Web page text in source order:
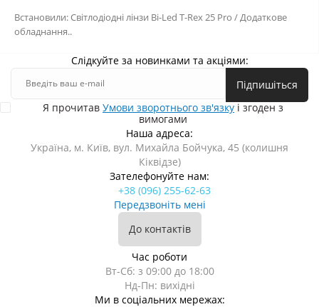
Встановили: Світлодіодні лінзи Bi-Led T-Rex 25 Pro / Додаткове
обладнання..
Слідкуйте за новинками та акціями:
Підпишіться
Я прочитав Умови зворотнього зв'язку і згоден з
вимогами
Наша адреса:
Україна, м. Київ, вул. Михайла Бойчука, 45 (колишня
Кіквідзе)
Зателефонуйте нам:
+38 (096) 255-62-63
Передзвоніть мені
До контактів
Час роботи
Вт-Сб: з 09:00 до 18:00
Нд-Пн: вихідні
Ми в соціальних мережах: